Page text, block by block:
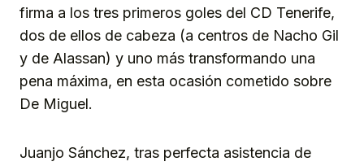
firma a los tres primeros goles del CD Tenerife,
dos de ellos de cabeza (a centros de Nacho Gil
y de Alassan) y uno más transformando una
pena máxima, en esta ocasión cometido sobre
De Miguel.
Juanjo Sánchez, tras perfecta asistencia de